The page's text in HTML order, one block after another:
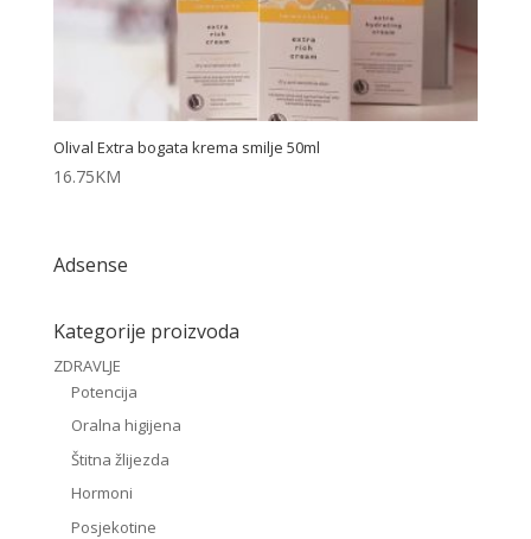
Olival Extra bogata krema smilje 50ml
16.75KM
Adsense
Kategorije proizvoda
ZDRAVLJE
Potencija
Oralna higijena
Štitna žlijezda
Hormoni
Posjekotine